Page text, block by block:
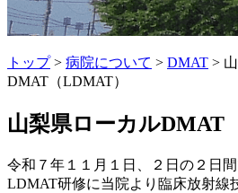
トップ> 病院について > DMAT >
DMAT（LDMAT）
山梨県ローカルDMAT
令和７年１１月１日、２日の２日
LDMAT研修に当院より臨床放射線